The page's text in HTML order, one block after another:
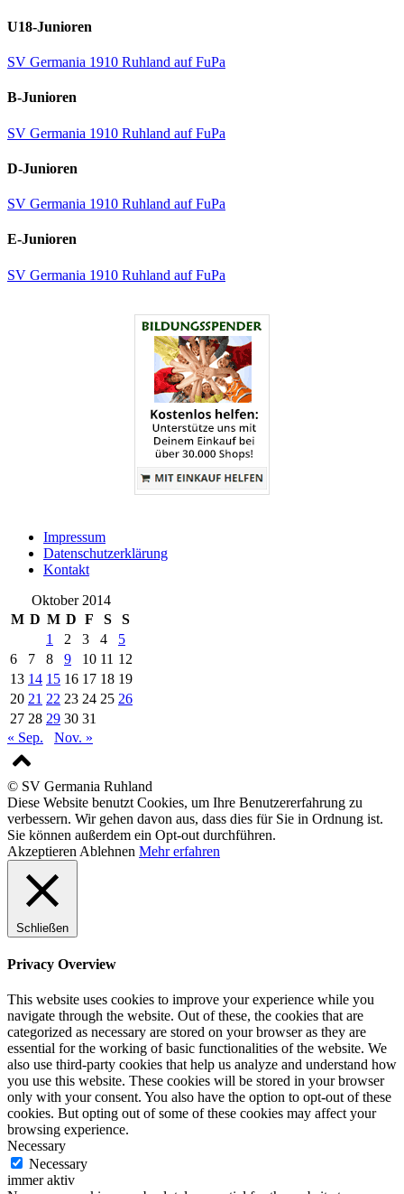
U18-Junioren
SV Germania 1910 Ruhland auf FuPa
B-Junioren
SV Germania 1910 Ruhland auf FuPa
D-Junioren
SV Germania 1910 Ruhland auf FuPa
E-Junioren
SV Germania 1910 Ruhland auf FuPa
Impressum
Datenschutzerklärung
Kontakt
Oktober 2014
M D M D F S
S
1
2 3 4
5
6
7 8 9 10 11 12
13 14 15 16 17 18 19
20 21 22 23 24 25 26
27 28 29 30 31
« Sep.
Nov. »
© SV Germania Ruhland
Diese Website benutzt Cookies, um Ihre Benutzererfahrung zu
verbessern. Wir gehen davon aus, dass dies für Sie in Ordnung ist.
Sie können außerdem ein Opt-out durchführen.
Akzeptieren Ablehnen Mehr erfahren
Schließen
Privacy Overview
This website uses cookies to improve your experience while you
navigate through the website. Out of these, the cookies that are
categorized as necessary are stored on your browser as they are
essential for the working of basic functionalities of the website. We
also use third-party cookies that help us analyze and understand how
you use this website. These cookies will be stored in your browser
only with your consent. You also have the option to opt-out of these
cookies. But opting out of some of these cookies may affect your
browsing experience.
Necessary
Necessary
immer aktiv